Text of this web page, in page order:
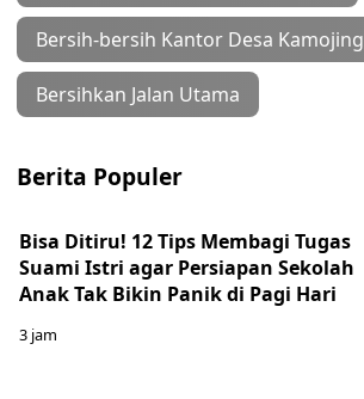
Bersih-bersih Kantor Desa Kamojing
Bersihkan Jalan Utama
Berita Populer
Bisa Ditiru! 12 Tips Membagi Tugas
Suami Istri agar Persiapan Sekolah
Anak Tak Bikin Panik di Pagi Hari
3 jam